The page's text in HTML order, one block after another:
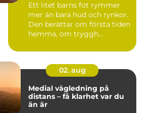
Ett litet barns fot rymmer
mer än bara hud och rynkor.
Den berättar om första tiden
hemma, om tryggh...
02. aug
Medial vägledning på
distans – få klarhet var du
än är